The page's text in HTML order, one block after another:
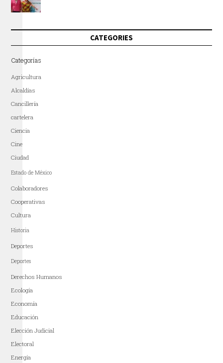
CATEGORIES
Categorías
Agricultura
Alcaldías
Cancillería
cartelera
Ciencia
Cine
Ciudad
Estado de México
Colaboradores
Cooperativas
Cultura
Historia
Deportes
Deportes
Derechos Humanos
Ecología
Economía
Educación
Elección Judicial
Electoral
Energía